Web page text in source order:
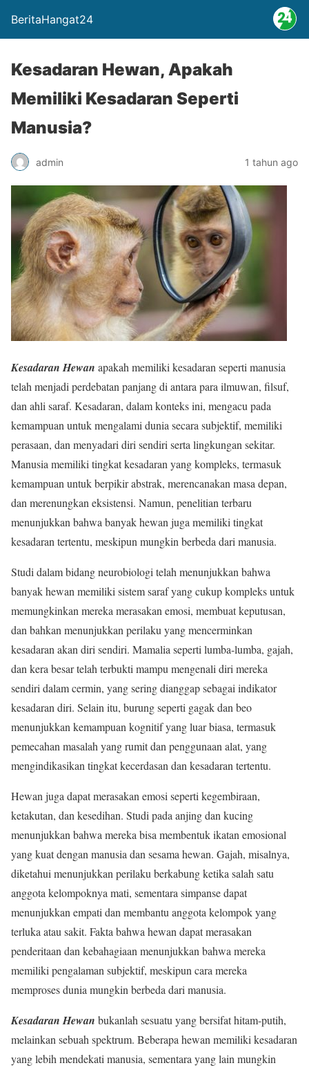
BeritaHangat24
Kesadaran Hewan, Apakah
Memiliki Kesadaran Seperti
Manusia?
admin 1 tahun ago
Kesadaran Hewan apakah memiliki kesadaran seperti manusia
telah menjadi perdebatan panjang di antara para ilmuwan, filsuf,
dan ahli saraf. Kesadaran, dalam konteks ini, mengacu pada
kemampuan untuk mengalami dunia secara subjektif, memiliki
perasaan, dan menyadari diri sendiri serta lingkungan sekitar.
Manusia memiliki tingkat kesadaran yang kompleks, termasuk
kemampuan untuk berpikir abstrak, merencanakan masa depan,
dan merenungkan eksistensi. Namun, penelitian terbaru
menunjukkan bahwa banyak hewan juga memiliki tingkat
kesadaran tertentu, meskipun mungkin berbeda dari manusia.
Studi dalam bidang neurobiologi telah menunjukkan bahwa
banyak hewan memiliki sistem saraf yang cukup kompleks untuk
memungkinkan mereka merasakan emosi, membuat keputusan,
dan bahkan menunjukkan perilaku yang mencerminkan
kesadaran akan diri sendiri. Mamalia seperti lumba-lumba, gajah,
dan kera besar telah terbukti mampu mengenali diri mereka
sendiri dalam cermin, yang sering dianggap sebagai indikator
kesadaran diri. Selain itu, burung seperti gagak dan beo
menunjukkan kemampuan kognitif yang luar biasa, termasuk
pemecahan masalah yang rumit dan penggunaan alat, yang
mengindikasikan tingkat kecerdasan dan kesadaran tertentu.
Hewan juga dapat merasakan emosi seperti kegembiraan,
ketakutan, dan kesedihan. Studi pada anjing dan kucing
menunjukkan bahwa mereka bisa membentuk ikatan emosional
yang kuat dengan manusia dan sesama hewan. Gajah, misalnya,
diketahui menunjukkan perilaku berkabung ketika salah satu
anggota kelompoknya mati, sementara simpanse dapat
menunjukkan empati dan membantu anggota kelompok yang
terluka atau sakit. Fakta bahwa hewan dapat merasakan
penderitaan dan kebahagiaan menunjukkan bahwa mereka
memiliki pengalaman subjektif, meskipun cara mereka
memproses dunia mungkin berbeda dari manusia.
Kesadaran Hewan bukanlah sesuatu yang bersifat hitam-putih,
melainkan sebuah spektrum. Beberapa hewan memiliki kesadaran
yang lebih mendekati manusia, sementara yang lain mungkin